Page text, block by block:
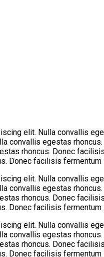
elit. Nulla convallis
convallis egestas
rhoncus. Donec
Donec facilisis
elit. Nulla convallis
convallis egestas
rhoncus. Donec
Donec facilisis
elit. Nulla convallis
convallis egestas
rhoncus. Donec
Donec facilisis